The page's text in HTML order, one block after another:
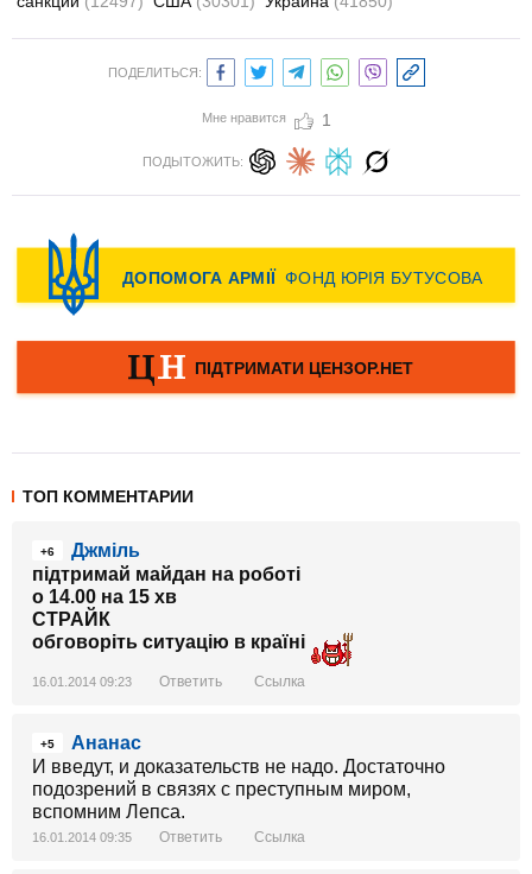
ПОДЕЛИТЬСЯ:
Мне нравится 1
ПОДЫТОЖИТЬ:
ТОП КОММЕНТАРИИ
+6
Джміль
підтримай майдан на роботі
о 14.00 на 15 хв
СТРАЙК
обговоріть ситуацію в країні
16.01.2014 09:23 Ответить Ссылка
+5
Ананас
И введут, и доказательств не надо. Достаточно
подозрений в связях с преступным миром,
вспомним Лепса.
16.01.2014 09:35 Ответить Ссылка